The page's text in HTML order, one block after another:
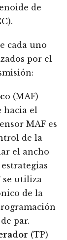
de
cada uno
por el
o (MAF)
hacia el
MAF es
de la
el ancho
se utiliza
de la
par.
(TP)